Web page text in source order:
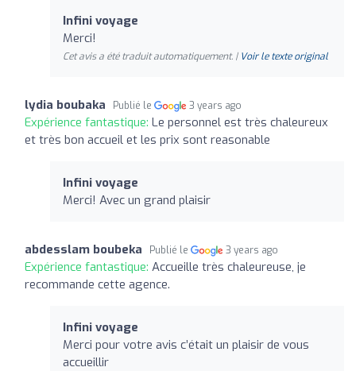
Infini voyage
Merci!
Cet avis a été traduit automatiquement. | Voir le texte original
lydia boubaka Publié le 3 years ago
Expérience fantastique: Le personnel est très chaleureux
et très bon accueil et les prix sont reasonable
Infini voyage
Merci! Avec un grand plaisir
abdesslam boubeka Publié le 3 years ago
Expérience fantastique: Accueille très chaleureuse, je
recommande cette agence.
Infini voyage
Merci pour votre avis c’était un plaisir de vous
accueillir